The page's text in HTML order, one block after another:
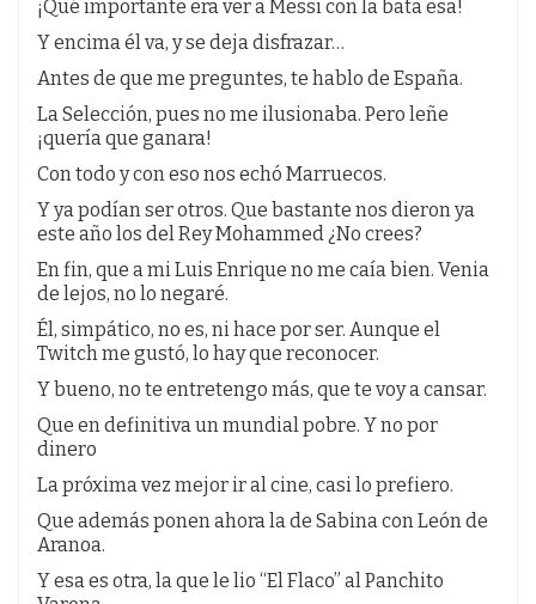
¡Qué importante era ver a Messi con la bata esa!
Y encima él va, y se deja disfrazar…
Antes de que me preguntes, te hablo de España.
La Selección, pues no me ilusionaba. Pero leñe
¡quería que ganara!
Con todo y con eso nos echó Marruecos.
Y ya podían ser otros. Que bastante nos dieron ya
este año los del Rey Mohammed ¿No crees?
En fin, que a mi Luis Enrique no me caía bien. Venia
de lejos, no lo negaré.
Él, simpático, no es, ni hace por ser. Aunque el
Twitch me gustó, lo hay que reconocer.
Y bueno, no te entretengo más, que te voy a cansar.
Que en definitiva un mundial pobre. Y no por
dinero
La próxima vez mejor ir al cine, casi lo prefiero.
Que además ponen ahora la de Sabina con León de
Aranoa.
Y esa es otra, la que le lio “El Flaco” al Panchito